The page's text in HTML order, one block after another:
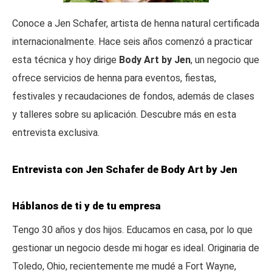
Conoce a Jen Schafer, artista de henna natural certificada
internacionalmente. Hace seis años comenzó a practicar
esta técnica y hoy dirige Body Art by Jen, un negocio que
ofrece servicios de henna para eventos, fiestas,
festivales y recaudaciones de fondos, además de clases
y talleres sobre su aplicación. Descubre más en esta
entrevista exclusiva.
Entrevista con Jen Schafer de Body Art by Jen
Háblanos de ti y de tu empresa
Tengo 30 años y dos hijos. Educamos en casa, por lo que
gestionar un negocio desde mi hogar es ideal. Originaria de
Toledo, Ohio, recientemente me mudé a Fort Wayne,